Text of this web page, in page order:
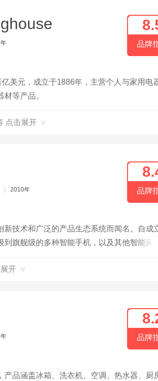
品牌
美元，成立于1886年，主营个人与家用电
等产品。
点击展开
2010年 品牌
新技术和广泛的产品生态系统而闻名。自成
旗舰级的多种智能手机，以及其他智能家
开
品牌
产品涵盖冰箱、洗衣机、空调、热水器、厨